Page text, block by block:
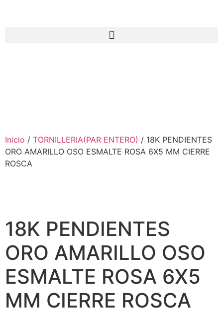
Inicio / TORNILLERIA(PAR ENTERO) / 18K PENDIENTES
ORO AMARILLO OSO ESMALTE ROSA 6X5 MM CIERRE
ROSCA
18K PENDIENTES
ORO AMARILLO OSO
ESMALTE ROSA 6X5
MM CIERRE ROSCA